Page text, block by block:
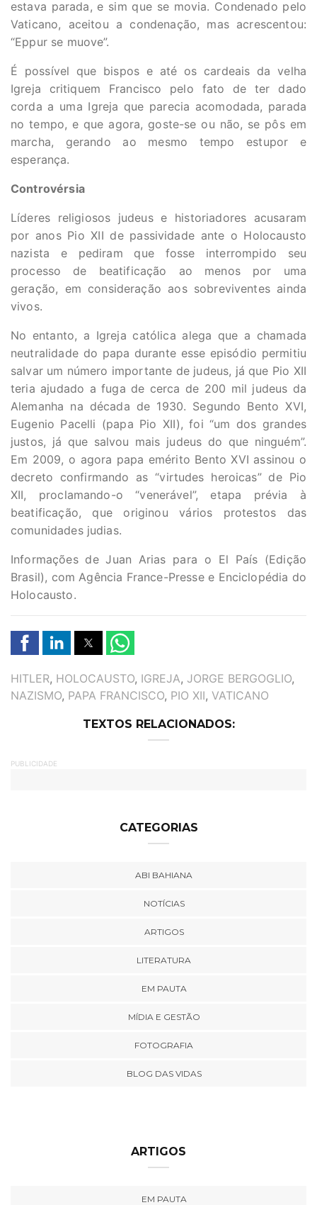
estava parada, e sim que se movia. Condenado pelo
Vaticano, aceitou a condenação, mas acrescentou:
“Eppur se muove”.
É possível que bispos e até os cardeais da velha
Igreja critiquem Francisco pelo fato de ter dado
corda a uma Igreja que parecia acomodada, parada
no tempo, e que agora, goste-se ou não, se pôs em
marcha, gerando ao mesmo tempo estupor e
esperança.
Controvérsia
Líderes religiosos judeus e historiadores acusaram
por anos Pio XII de passividade ante o Holocausto
nazista e pediram que fosse interrompido seu
processo de beatificação ao menos por uma
geração, em consideração aos sobreviventes ainda
vivos.
No entanto, a Igreja católica alega que a chamada
neutralidade do papa durante esse episódio permitiu
salvar um número importante de judeus, já que Pio XII
teria ajudado a fuga de cerca de 200 mil judeus da
Alemanha na década de 1930. Segundo Bento XVI,
Eugenio Pacelli (papa Pio XII), foi “um dos grandes
justos, já que salvou mais judeus do que ninguém”.
Em 2009, o agora papa emérito Bento XVI assinou o
decreto confirmando as “virtudes heroicas” de Pio
XII, proclamando-o “venerável”, etapa prévia à
beatificação, que originou vários protestos das
comunidades judias.
Informações de Juan Arias para o El País (Edição
Brasil), com Agência France-Presse e Enciclopédia do
Holocausto.
TAGS
HITLER, HOLOCAUSTO, IGREJA, JORGE BERGOGLIO,
NAZISMO, PAPA FRANCISCO, PIO XII, VATICANO
TEXTOS RELACIONADOS:
PUBLICIDADE
CATEGORIAS
ABI BAHIANA
NOTÍCIAS
ARTIGOS
LITERATURA
EM PAUTA
MÍDIA E GESTÃO
FOTOGRAFIA
BLOG DAS VIDAS
ARTIGOS
EM PAUTA